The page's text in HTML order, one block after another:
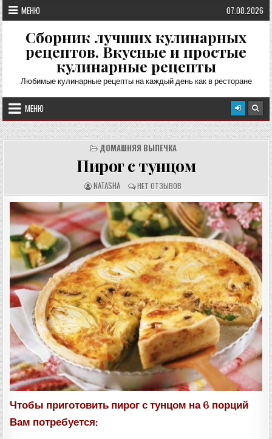
Перейти
к
содержимому
МЕНЮ 07.08.2026
Сборник лучших кулинарных
рецептов. Вкусные и простые
кулинарные рецепты
Любимые кулинарные рецепты на каждый день как в ресторане
МЕНЮ
ДОМАШНЯЯ ВЫПЕЧКА
Пирог с тунцом
А
В
Т
О
Р
Р
Е
Ц
Е
П
Т
А
:
NATASHA О
Т
З
Ы
В
Ы
:
НЕТ ОТЗЫВОВ
Чтобы приготовить пирог с тунцом на 6 порций
Вам потребуется: